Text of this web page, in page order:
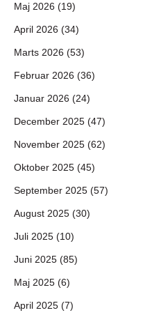
Maj 2026 (19)
April 2026 (34)
Marts 2026 (53)
Februar 2026 (36)
Januar 2026 (24)
December 2025 (47)
November 2025 (62)
Oktober 2025 (45)
September 2025 (57)
August 2025 (30)
Juli 2025 (10)
Juni 2025 (85)
Maj 2025 (6)
April 2025 (7)